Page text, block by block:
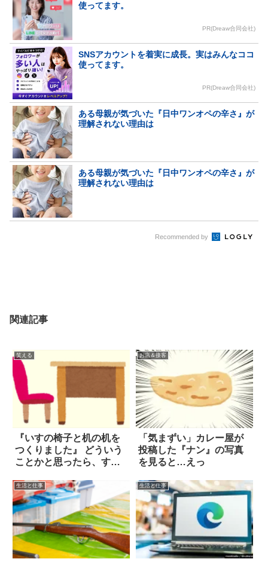
使ってます。
PR(Dreaw合同会社)
SNSアカウントを着実に成長。実はみんなココ
使ってます。
PR(Dreaw合同会社)
ある母親が気づいた『日中ワンオペの辛さ』が
理解されない理由は
ある母親が気づいた『日中ワンオペの辛さ』が
理解されない理由は
Recommended by
関連記事
笑える
『いすの椅子と机の机を
つくりました』 どういう
ことかと思ったら、すげ
お店＆接客
「気まずい」カレー屋が
投稿した『ナン』の写真
を見ると…えっ
生活と仕事 生活と仕事